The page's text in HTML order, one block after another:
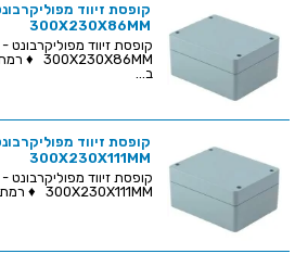
300X230X86MM
ב...
300X230X111MM
300X230X111MM ♦ רמת אטימות : IP65 ♦ צבע : אפור ...